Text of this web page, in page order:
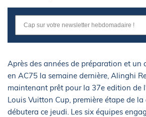
Après des années de préparation et
en AC75 la semaine dernière, Alinghi
maintenant prêt pour la 37e edition de
Louis Vuitton Cup, première étape de la
débutera ce jeudi. Les six équipes